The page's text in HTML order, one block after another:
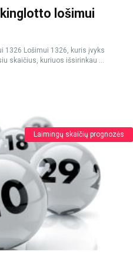
lošimui
1326 Lošimui 1326, kuris įvyks
skaičius, kuriuos išsirinkau ...
Laimingų skaičių prognozės